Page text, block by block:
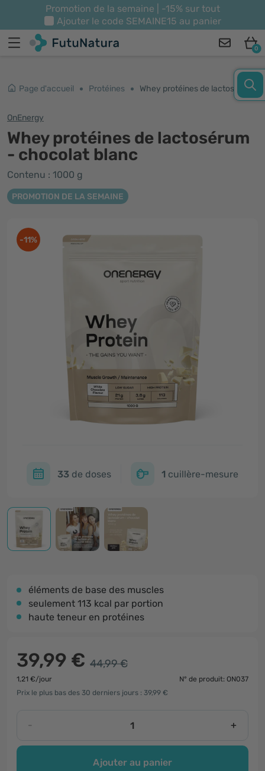
Promotion de la semaine | -15% sur tout
Ajouter le code SEMAINE15 au panier
0
Page d'accueil Protéines
OnEnergy
Whey protéines de lactosérum
- chocolat blanc
Contenu : 1000 g
PROMOTION DE LA SEMAINE
-11%
33 de doses 1 cuillère-mesure
éléments de base des muscles
seulement 113 kcal par portion
haute teneur en protéines
39,99 € 44,99 €
1,21 €/jour
N° de produit: ON037
Prix le plus bas des 30 derniers jours : 39,99 €
- +
Ajouter au panier